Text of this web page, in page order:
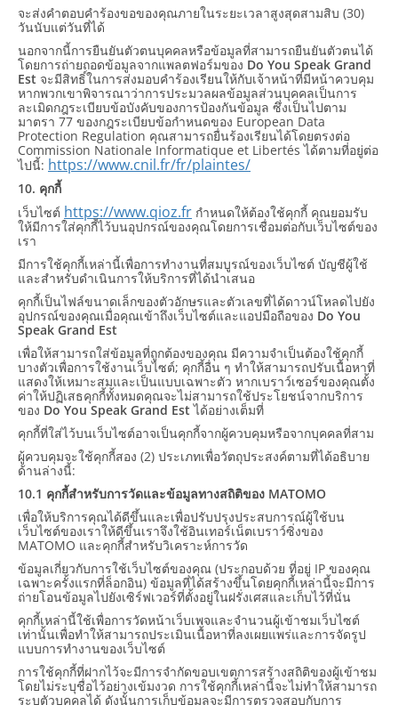
จะส่งคำตอบคำร้องขอของคุณภายในระยะเวลาสูงสุดสามสิบ (30)
วันนับแต่วันที่ได้
นอกจากนี้การยืนยันตัวตนบุคคลหรือข้อมูลที่สามารถยืนยันตัวตนได้
โดยการถ่ายถอดข้อมูลจากแพลตฟอร์มของ Do You Speak Grand
Est จะมีสิทธิ์ในการส่งมอบคำร้องเรียนให้กับเจ้าหน้าที่มีหน้าควบคุม
หากพวกเขาพิจารณาว่าการประมวลผลข้อมูลส่วนบุคคลเป็นการ
ละเมิดกฎระเบียบข้อบังคับของการป้องกันข้อมูล ซึ่งเป็นไปตาม
มาตรา 77 ของกฎระเบียบข้อกำหนดของ European Data
Protection Regulation คุณสามารถยื่นร้องเรียนได้โดยตรงต่อ
Commission Nationale Informatique et Libertés ได้ตามที่อยู่ต่อ
ไปนี้: https://www.cnil.fr/fr/plaintes/
10. คุกกี้
เว็บไซต์ https://www.qioz.fr กำหนดให้ต้องใช้คุกกี้ คุณยอมรับ
ให้มีการใส่คุกกี้ไว้บนอุปกรณ์ของคุณโดยการเชื่อมต่อกับเว็บไซต์ของ
เรา
มีการใช้คุกกี้เหล่านี้เพื่อการทำงานที่สมบูรณ์ของเว็บไซต์ บัญชีผู้ใช้
และสำหรับดำเนินการให้บริการที่ได้นำเสนอ
คุกกี้เป็นไฟล์ขนาดเล็กของตัวอักษรและตัวเลขที่ได้ดาวน์โหลดไปยัง
อุปกรณ์ของคุณเมื่อคุณเข้าถึงเว็บไซต์และแอปมือถือของ Do You
Speak Grand Est
เพื่อให้สามารถใส่ข้อมูลที่ถูกต้องของคุณ มีความจำเป็นต้องใช้คุกกี้
บางตัวเพื่อการใช้งานเว็บไซต์; คุกกี้อื่น ๆ ทำให้สามารถปรับเนื้อหาที่
แสดงให้เหมาะสมและเป็นแบบเฉพาะตัว หากเบราว์เซอร์ของคุณตั้ง
ค่าให้ปฏิเสธคุกกี้ทั้งหมดคุณจะไม่สามารถใช้ประโยชน์จากบริการ
ของ Do You Speak Grand Est ได้อย่างเต็มที่
คุกกี้ที่ใส่ไว้บนเว็บไซต์อาจเป็นคุกกี้จากผู้ควบคุมหรือจากบุคคลที่สาม
ผู้ควบคุมจะใช้คุกกี้สอง (2) ประเภทเพื่อวัตถุประสงค์ตามที่ได้อธิบาย
ด้านล่างนี้:
10.1 คุกกี้สำหรับการวัดและข้อมูลทางสถิติของ MATOMO
เพื่อให้บริการคุณได้ดีขึ้นและเพื่อปรับปรุงประสบการณ์ผู้ใช้บน
เว็บไซต์ของเราให้ดีขึ้นเราจึงใช้อินเทอร์เน็ตเบราว์ซิ่งของ
MATOMO และคุกกี้สำหรับวิเคราะห์การวัด
ข้อมูลเกี่ยวกับการใช้เว็บไซต์ของคุณ (ประกอบด้วย ที่อยู่ IP ของคุณ
เฉพาะครั้งแรกที่ล็อกอิน) ข้อมูลที่ได้สร้างขึ้นโดยคุกกี้เหล่านี้จะมีการ
ถ่ายโอนข้อมูลไปยังเซิร์ฟเวอร์ที่ตั้งอยู่ในฝรั่งเศสและเก็บไว้ที่นั่น
คุกกี้เหล่านี้ใช้เพื่อการวัดหน้าเว็บเพจและจำนวนผู้เข้าชมเว็บไซต์
เท่านั้นเพื่อทำให้สามารถประเมินเนื้อหาที่ลงเผยแพร่และการจัดรูป
แบบการทำงานของเว็บไซต์
การใช้คุกกี้ที่ฝากไว้จะมีการจำกัดขอบเขตการสร้างสถิติของผู้เข้าชม
โดยไม่ระบุชื่อไว้อย่างเข้มงวด การใช้คุกกี้เหล่านี้จะไม่ทำให้สามารถ
ระบุตัวบุคคลได้ ดังนั้นการเก็บข้อมูลจะมีการตรวจสอบกับการ